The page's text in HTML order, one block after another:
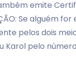
emite
Se alguém
pelos dois
Karol pelo